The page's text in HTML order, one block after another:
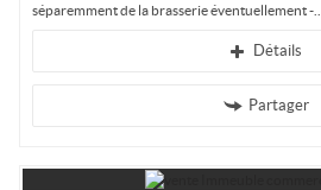
séparemment de la brasserie éventuellement -
Détails
Partager